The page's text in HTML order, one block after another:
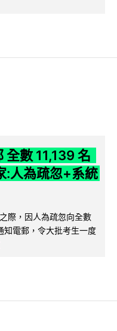
全數 11,139 名
:人為疏忽+系統
際，因人為疏忽向全數
知電郵，令大批考生一度